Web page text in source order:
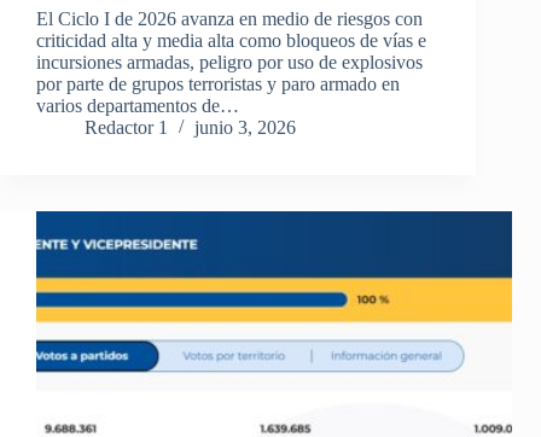
El Ciclo I de 2026 avanza en medio de riesgos con
criticidad alta y media alta como bloqueos de vías e
incursiones armadas, peligro por uso de explosivos
por parte de grupos terroristas y paro armado en
varios departamentos de…
Redactor 1
junio 3, 2026